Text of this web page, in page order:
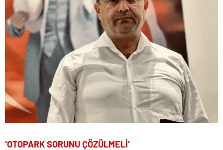
‘OTOPARK SORUNU ÇÖZÜLMELİ’